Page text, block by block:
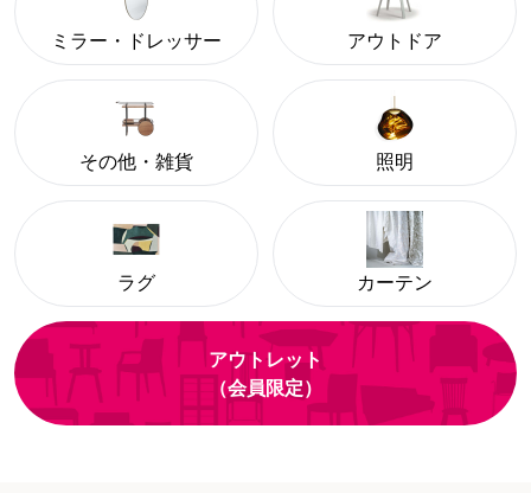
ミラー・ドレッサー アウトドア
その他・雑貨 照明
ラグ カーテン
アウトレット
（会員限定）